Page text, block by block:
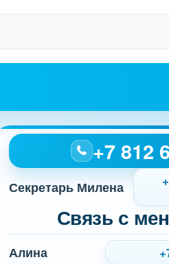
+7 812
Секретарь Милена
Связь с
Алина